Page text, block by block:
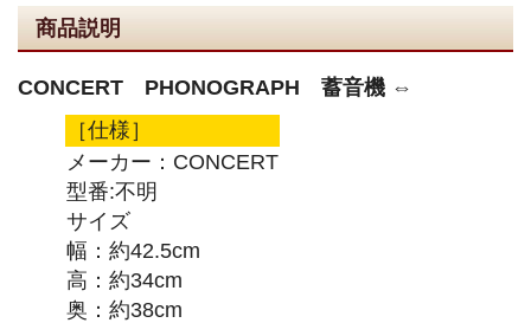
商品説明
CONCERT PHONOGRAPH 蓄音機 ⇔
［仕様］
メーカー：CONCERT
型番:不明
サイズ
幅：約42.5cm
高：約34cm
奥：約38cm